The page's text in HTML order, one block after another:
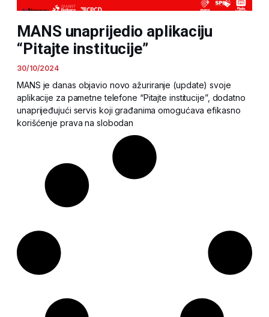
MANS unaprijedio aplikaciju
“Pitajte institucije”
30/10/2024
MANS je danas objavio novo ažuriranje (update) svoje
aplikacije za pametne telefone “Pitajte institucije”, dodatno
unaprijeđujući servis koji građanima omogućava efikasno
korišćenje prava na slobodan